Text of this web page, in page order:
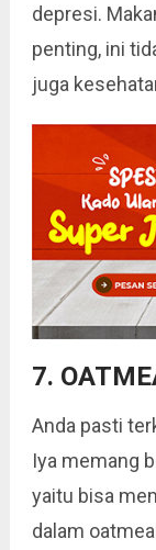
depresi.
penting, ini
juga
7.
Anda pasti
Iya memang
yaitu bisa
dalam